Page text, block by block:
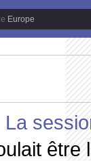
Europe
La
être